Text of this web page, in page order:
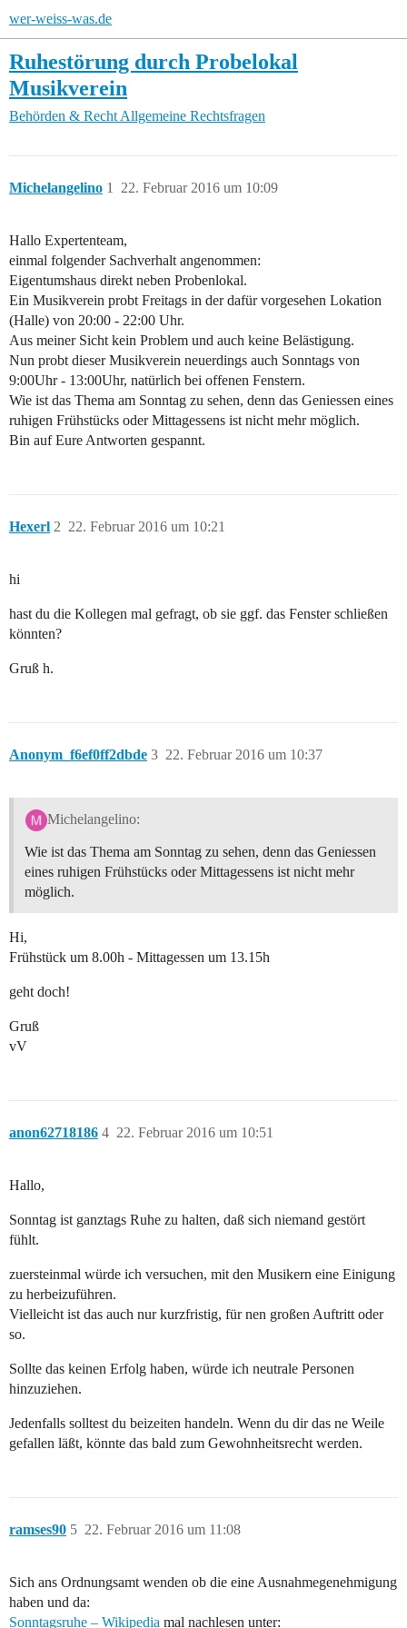
wer-weiss-was.de
Ruhestörung durch Probelokal
Musikverein
Behörden & Recht Allgemeine Rechtsfragen
Michelangelino 22. Februar 2016 um 10:09
1
Hallo Expertenteam,
einmal folgender Sachverhalt angenommen:
Eigentumshaus direkt neben Probenlokal.
Ein Musikverein probt Freitags in der dafür vorgesehen Lokation
(Halle) von 20:00 - 22:00 Uhr.
Aus meiner Sicht kein Problem und auch keine Belästigung.
Nun probt dieser Musikverein neuerdings auch Sonntags von
9:00Uhr - 13:00Uhr, natürlich bei offenen Fenstern.
Wie ist das Thema am Sonntag zu sehen, denn das Geniessen eines
ruhigen Frühstücks oder Mittagessens ist nicht mehr möglich.
Bin auf Eure Antworten gespannt.
Hexerl 22. Februar 2016 um 10:21
2
hi
hast du die Kollegen mal gefragt, ob sie ggf. das Fenster schließen
könnten?
Gruß h.
Anonym_f6ef0ff2dbde 22. Februar 2016 um 10:37
3
Michelangelino:
Wie ist das Thema am Sonntag zu sehen, denn das Geniessen
eines ruhigen Frühstücks oder Mittagessens ist nicht mehr
möglich.
Hi,
Frühstück um 8.00h - Mittagessen um 13.15h
geht doch!
Gruß
vV
anon62718186 22. Februar 2016 um 10:51
4
Hallo,
Sonntag ist ganztags Ruhe zu halten, daß sich niemand gestört
fühlt.
zuersteinmal würde ich versuchen, mit den Musikern eine Einigung
zu herbeizuführen.
Vielleicht ist das auch nur kurzfristig, für nen großen Auftritt oder
so.
Sollte das keinen Erfolg haben, würde ich neutrale Personen
hinzuziehen.
Jedenfalls solltest du beizeiten handeln. Wenn du dir das ne Weile
gefallen läßt, könnte das bald zum Gewohnheitsrecht werden.
ramses90 22. Februar 2016 um 11:08
5
Sich ans Ordnungsamt wenden ob die eine Ausnahmegenehmigung
haben und da:
Sonntagsruhe – Wikipedia mal nachlesen unter: